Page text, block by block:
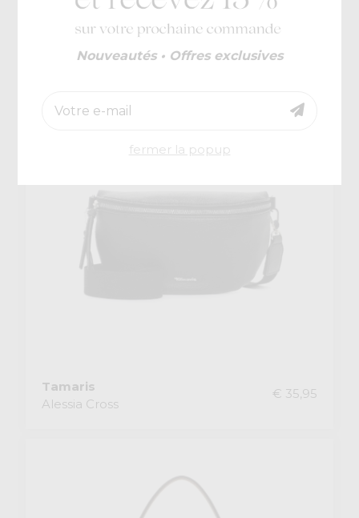
Tamaris
€ 49,95
Tamaris
Alessia Cross
€ 35,95
Nouveautés • Offres exclusives
fermer la popup